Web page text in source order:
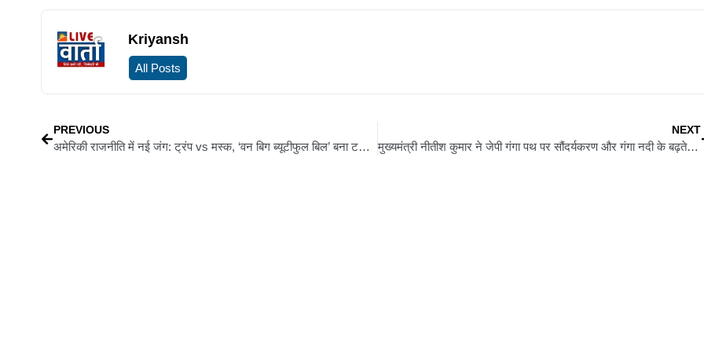
Kriyansh
All Posts
PREVIOUS
अमेरिकी राजनीति में नई जंग: ट्रंप vs मस्क, ‘वन बिग ब्यूटीफुल बिल’ बना टकराव का कारण
NEXT
मुख्यमंत्री नीतीश कुमार ने जेपी गंगा पथ पर सौंदर्यकरण और गंगा नदी के बढ़ते जलस्तर का किया निरीक्षण, अधिकारियों को दिए जरूरी निर्देश